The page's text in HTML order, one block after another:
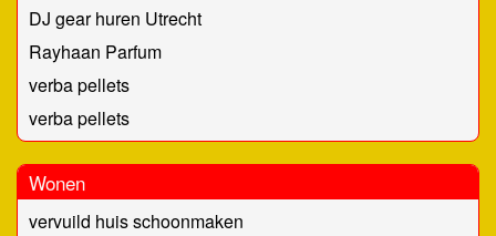
DJ gear huren Utrecht
Rayhaan Parfum
verba pellets
verba pellets
Wonen
vervuild huis schoonmaken